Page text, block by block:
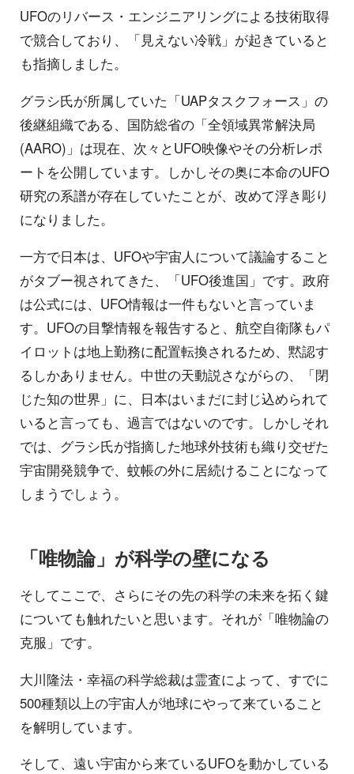
UFOのリバース・エンジニアリングによる技術取得
で競合しており、「見えない冷戦」が起きていると
も指摘しました。
グラシ氏が所属していた「UAPタスクフォース」の
後継組織である、国防総省の「全領域異常解決局
(AARO)」は現在、次々とUFO映像やその分析レポ
ートを公開しています。しかしその奥に本命のUFO
研究の系譜が存在していたことが、改めて浮き彫り
になりました。
一方で日本は、UFOや宇宙人について議論すること
がタブー視されてきた、「UFO後進国」です。政府
は公式には、UFO情報は一件もないと言っていま
す。UFOの目撃情報を報告すると、航空自衛隊もパ
イロットは地上勤務に配置転換されるため、黙認す
るしかありません。中世の天動説さながらの、「閉
じた知の世界」に、日本はいまだに封じ込められて
いると言っても、過言ではないのです。しかしそれ
では、グラシ氏が指摘した地球外技術も織り交ぜた
宇宙開発競争で、蚊帳の外に居続けることになって
しまうでしょう。
「唯物論」が科学の壁になる
そしてここで、さらにその先の科学の未来を拓く鍵
についても触れたいと思います。それが「唯物論の
克服」です。
大川隆法・幸福の科学総裁は霊査によって、すでに
500種類以上の宇宙人が地球にやって来ていること
を解明しています。
そして、遠い宇宙から来ているUFOを動かしている